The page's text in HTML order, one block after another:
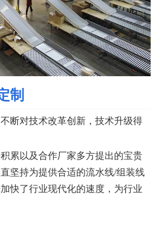
制
断对技术改革创新，技术升级得
累以及合作厂家多方提出的宝贵
坚持为提供合适的流水线/组装线
快了行业现代化的速度，为行业